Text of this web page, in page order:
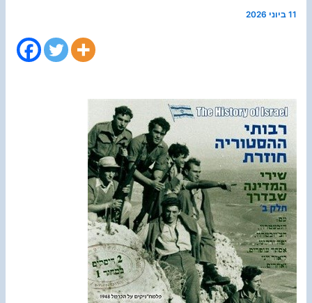
11 ביוני 2026